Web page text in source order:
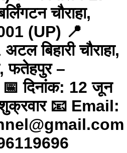
चौराहा,
(UP) 📍
बिहारी चौराहा,
फतेहपुर –
दिनांक: 12 जून
📧 Email: